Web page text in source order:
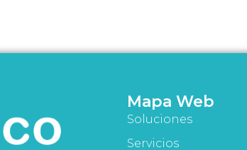
Mapa Web
Soluciones
Servicios